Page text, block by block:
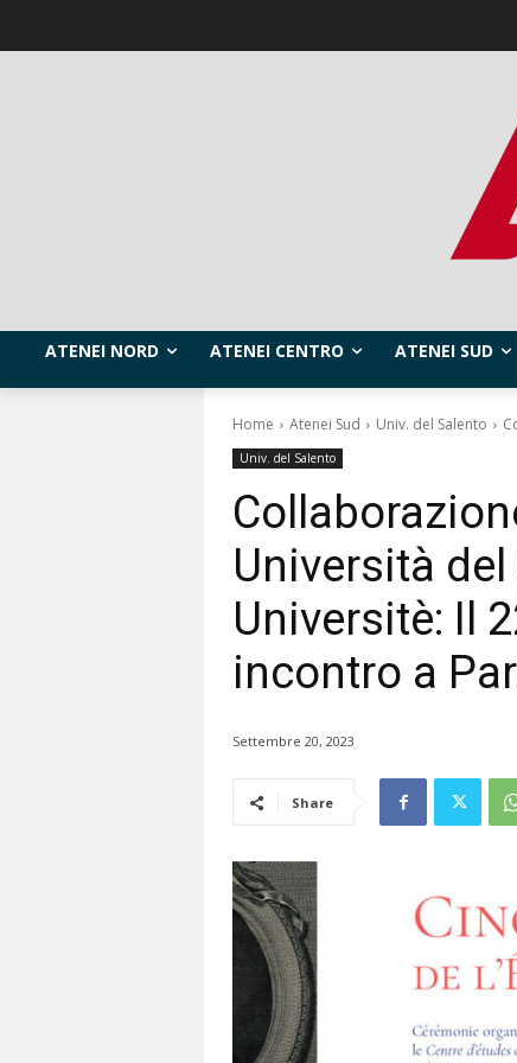
ATENEI NORD ATENEI CENTRO ATENEI SUD
Home Atenei Sud Univ. del Salento
Univ. del Salento
Università
Universitè: Il
incontro a
Settembre 20, 2023
Share